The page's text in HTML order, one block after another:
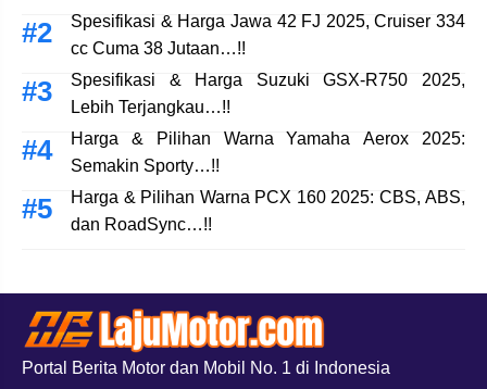
Spesifikasi & Harga Jawa 42 FJ 2025, Cruiser 334
cc Cuma 38 Jutaan…!!
Spesifikasi & Harga Suzuki GSX-R750 2025,
Lebih Terjangkau…!!
Harga & Pilihan Warna Yamaha Aerox 2025:
Semakin Sporty…!!
Harga & Pilihan Warna PCX 160 2025: CBS, ABS,
dan RoadSync…!!
Portal Berita Motor dan Mobil No. 1 di Indonesia